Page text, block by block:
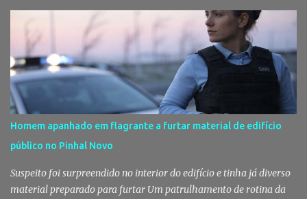
Homem apanhado em flagrante a furtar material de edifício
público no Pinhal Novo
Suspeito foi surpreendido no interior do edifício e tinha já diverso
material preparado para furtar Um patrulhamento de rotina da